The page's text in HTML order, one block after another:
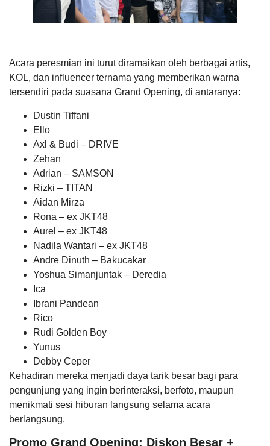
Acara peresmian ini turut diramaikan oleh berbagai artis,
KOL, dan influencer ternama yang memberikan warna
tersendiri pada suasana Grand Opening, di antaranya:
Dustin Tiffani
Ello
Axl & Budi – DRIVE
Zehan
Adrian – SAMSON
Rizki – TITAN
Aidan Mirza
Rona – ex JKT48
Aurel – ex JKT48
Nadila Wantari – ex JKT48
Andre Dinuth – Bakucakar
Yoshua Simanjuntak – Deredia
Ica
Ibrani Pandean
Rico
Rudi Golden Boy
Yunus
Debby Ceper
Kehadiran mereka menjadi daya tarik besar bagi para
pengunjung yang ingin berinteraksi, berfoto, maupun
menikmati sesi hiburan langsung selama acara
berlangsung.
Promo Grand Opening: Diskon Besar +